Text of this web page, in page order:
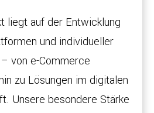
liegt auf der Entwicklung
und individueller
von e-Commerce
zu Lösungen im digitalen
Unsere besondere Stärke